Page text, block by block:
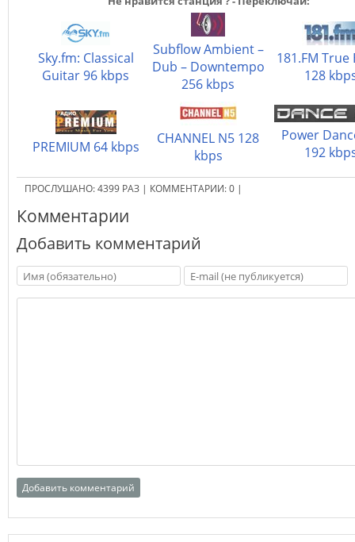
Sky.fm: Classical
Guitar 96 kbps
Subflow Ambient –
Dub – Downtempo
256 kbps
181.FM True
128
PREMIUM 64 kbps
CHANNEL N5 128
kbps
Power
192
ПРОСЛУШАНО:4399 РАЗ | КОММЕНТАРИИ:0 |
Комментарии
Добавить комментарий